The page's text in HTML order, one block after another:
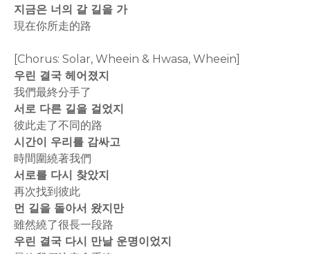
지금은 너의 갈 길을 가
現在你所走的路
[Chorus: Solar, Wheein & Hwasa, Wheein]
우린 결국 헤어졌지
我們最終分手了
서로 다른 길을 걸었지
彼此走了不同的路
시간이 우리를 감싸고
時間圍繞著我們
서로를 다시 찾았지
再次找到彼此
먼 길을 돌아서 왔지만
雖然繞了很長一段路
우린 결국 다시 만날 운명이었지